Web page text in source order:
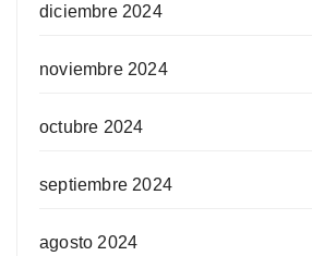
diciembre 2024
noviembre 2024
octubre 2024
septiembre 2024
agosto 2024